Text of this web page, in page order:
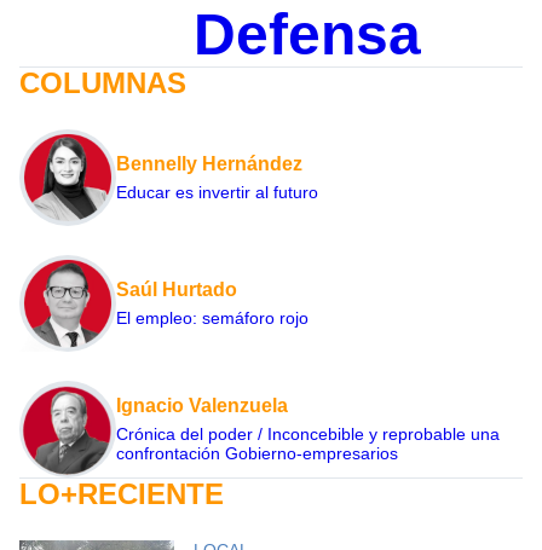
Defensa
COLUMNAS
Bennelly Hernández
Educar es invertir al futuro
Saúl Hurtado
El empleo: semáforo rojo
Ignacio Valenzuela
Crónica del poder / Inconcebible y reprobable una
confrontación Gobierno-empresarios
LO+RECIENTE